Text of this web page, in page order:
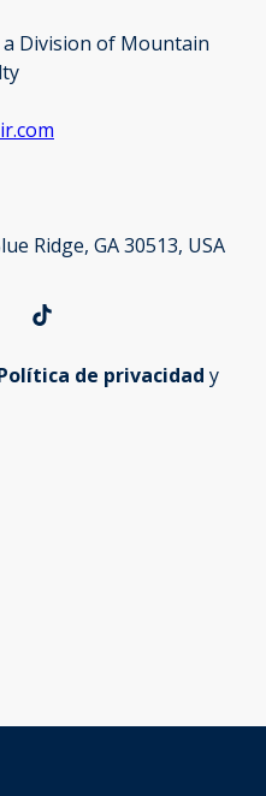
Division of Mountain
Ridge, GA 30513, USA
de privacidad y